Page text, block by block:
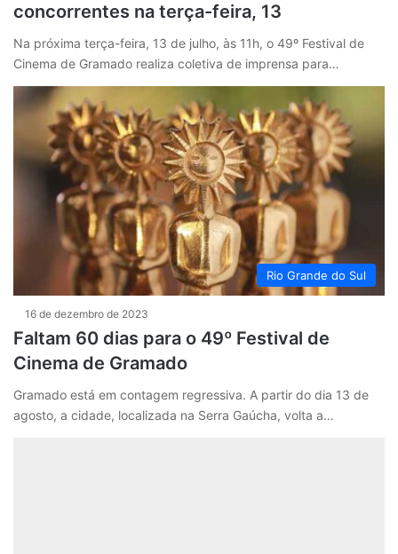
concorrentes na terça-feira, 13
Na próxima terça-feira, 13 de julho, às 11h, o 49º Festival de
Cinema de Gramado realiza coletiva de imprensa para…
Rio Grande do Sul
16 de dezembro de 2023
Faltam 60 dias para o 49º Festival de
Cinema de Gramado
Gramado está em contagem regressiva. A partir do dia 13 de
agosto, a cidade, localizada na Serra Gaúcha, volta a…